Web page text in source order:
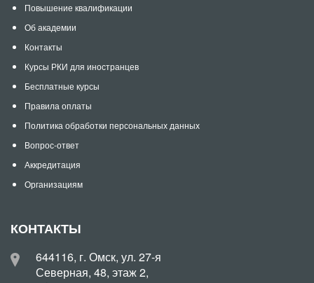
Повышение квалификации
Об академии
Контакты
Курсы РКИ для иностранцев
Бесплатные курсы
Правила оплаты
Политика обработки персональных данных
Вопрос-ответ
Аккредитация
Организациям
КОНТАКТЫ
644116, г. Омск, ул. 27-я
Северная, 48, этаж 2,